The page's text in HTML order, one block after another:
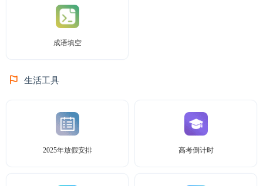
成语填空
生活工具
2025年放假安排 高考倒计时